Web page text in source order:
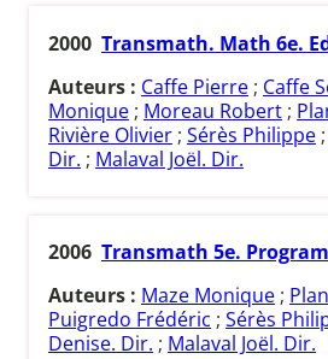
2000 Transmath. Math 6e.
Auteurs : Caffe Pierre ; Caffe
Monique ; Moreau Robert ;
Rivière Olivier ; Sérès Philippe ;
Dir. ; Malaval Joël. Dir.
2006 Transmath 5e.
Auteurs : Maze Monique ;
Puigredo Frédéric ; Sérès
Denise. Dir. ; Malaval Joël. Dir.